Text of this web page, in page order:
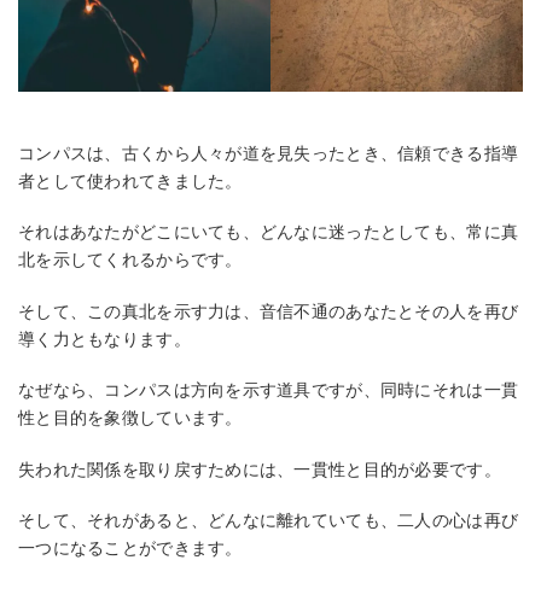
コンパスは、古くから人々が道を見失ったとき、信頼できる指導
者として使われてきました。
それはあなたがどこにいても、どんなに迷ったとしても、常に真
北を示してくれるからです。
そして、この真北を示す力は、音信不通のあなたとその人を再び
導く力ともなります。
なぜなら、コンパスは方向を示す道具ですが、同時にそれは一貫
性と目的を象徴しています。
失われた関係を取り戻すためには、一貫性と目的が必要です。
そして、それがあると、どんなに離れていても、二人の心は再び
一つになることができます。